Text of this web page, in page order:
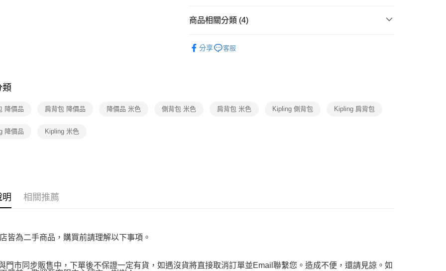
／ATM／網路銀行／等多元方式進行付款，方視為交易完成。
先享後付繳納相關費用。
交易，需依本服務之必要範圍內提供個人資料，並將交易相關給付款項請
7-11取貨付款
付款後7-11取貨
商品相關分類 (4)
分享 客服
類
降價品 肩背包 降價品 降價品 米色 側背包 米色 肩背包 米色 Kipling 側背包 Kipling 肩背包
降價品 Kipling 米色
明 相關推薦
皆為二手商品，購買前請理解以下事項。
門市同步販售中，下單後不保證一定有貨，如遇沒貨將直接取消訂單並Email聯繫您。造成不便，還請見諒。如